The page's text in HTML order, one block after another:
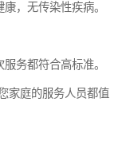
，无传染性疾病。
务都符合高标准。
家庭的服务人员都值